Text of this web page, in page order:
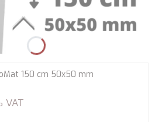
150 cm 50x50 mm
VAT